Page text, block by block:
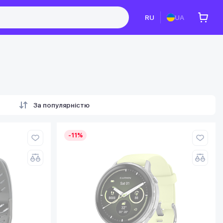
RU UA
За популярністю
-11%